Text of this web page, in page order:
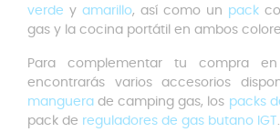
verde y amarillo, así como un pack
gas y la cocina portátil en ambos
Para complementar tu compra
encontrarás varios accesorios
manguerade camping gas, los packs
pack de reguladores de gas butano IGT .